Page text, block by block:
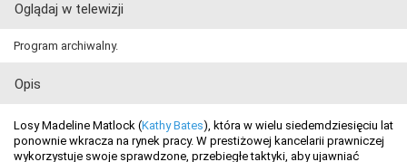
Oglądaj w telewizji
Program archiwalny.
Opis
Losy Madeline Matlock (Kathy Bates), która w wielu siedemdziesięciu lat
ponownie wkracza na rynek pracy. W prestiżowej kancelarii prawniczej
wykorzystuje swoje sprawdzone, przebiegłe taktyki, aby ujawniać